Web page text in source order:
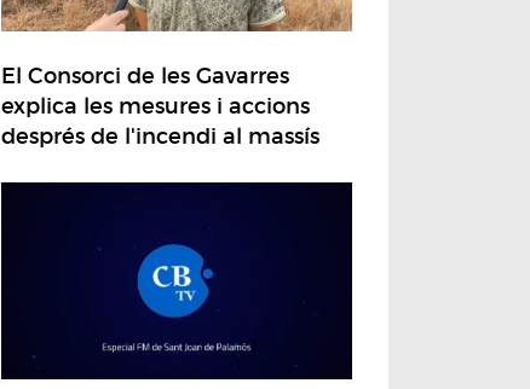
El Consorci de les Gavarres
explica les mesures i accions
després de l'incendi al massís